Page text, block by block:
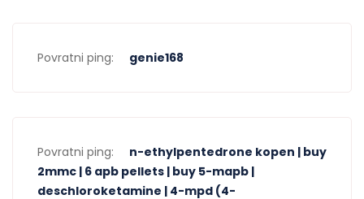
Povratni ping: genie168
Povratni ping:
n-ethylpentedrone kopen | buy
2mmc | 6 apb pellets | buy 5-mapb |
deschloroketamine | 4-mpd (4-